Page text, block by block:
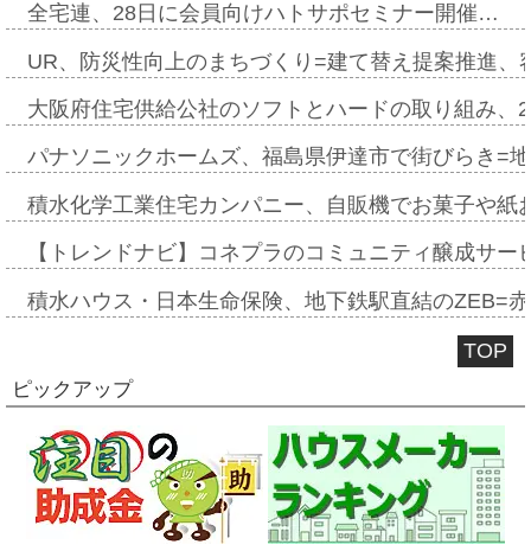
全宅連、28日に会員向けハトサポセミナー開催…
UR、防災性向上のまちづくり=建て替え提案推進
大阪府住宅供給公社のソフトとハードの取り組み
パナソニックホームズ、福島県伊達市で街びらき=
積水化学工業住宅カンパニー、自販機でお菓子や
【トレンドナビ】コネプラのコミュニティ醸成サ
積水ハウス・日本生命保険、地下鉄駅直結のZEB=
TOP
ピックアップ